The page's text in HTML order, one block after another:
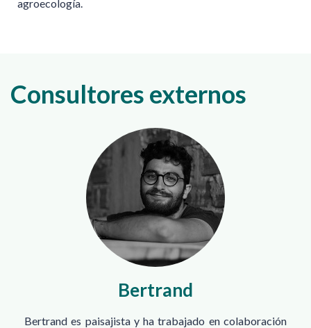
agroecología.
Consultores externos
Bertrand
Bertrand es paisajista y ha trabajado en colaboración